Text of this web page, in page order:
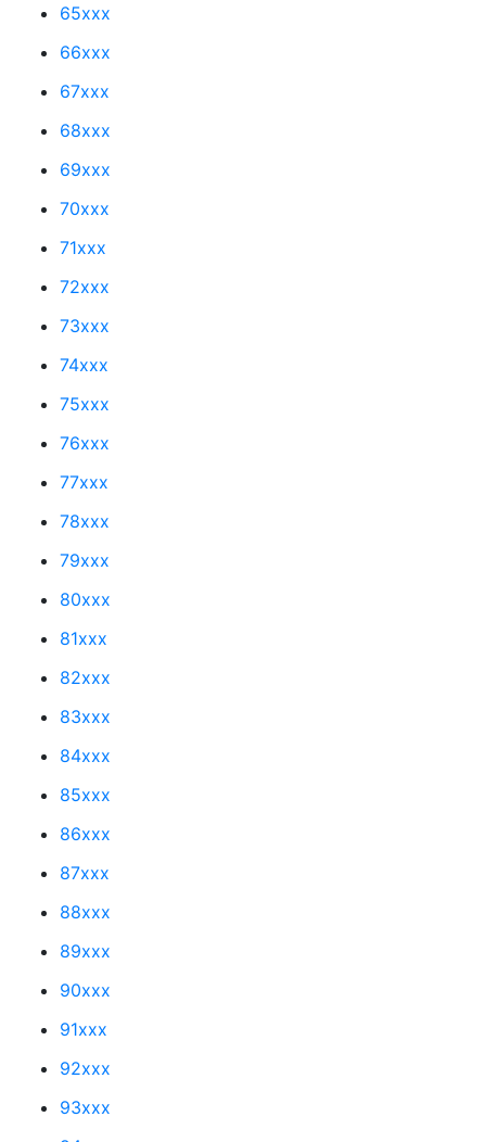
65xxx
66xxx
67xxx
68xxx
69xxx
70xxx
71xxx
72xxx
73xxx
74xxx
75xxx
76xxx
77xxx
78xxx
79xxx
80xxx
81xxx
82xxx
83xxx
84xxx
85xxx
86xxx
87xxx
88xxx
89xxx
90xxx
91xxx
92xxx
93xxx